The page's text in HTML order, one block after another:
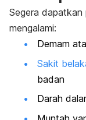
Segera
mengalami:
Demam
Sakit
badan
Darah